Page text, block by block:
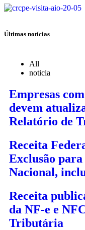
Últimas notícias
All
noticia
Empresas
devem
Relatório de
Receita
Exclusão para
Nacional,
Receita
da NF-e e
Tributária